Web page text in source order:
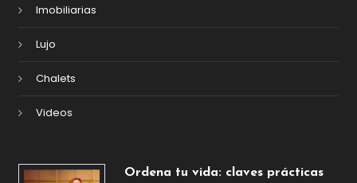
Imobiliarias
Lujo
Chalets
Videos
Ordena tu vida: claves prácticas